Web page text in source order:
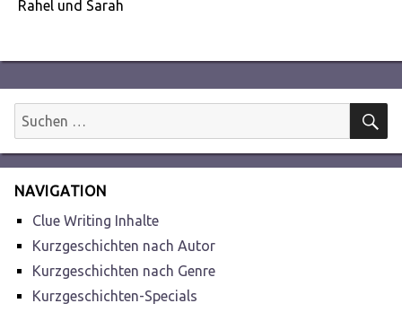
Rahel und Sarah
Suchen
nach:
NAVIGATION
Clue Writing Inhalte
Kurzgeschichten nach Autor
Kurzgeschichten nach Genre
Kurzgeschichten-Specials